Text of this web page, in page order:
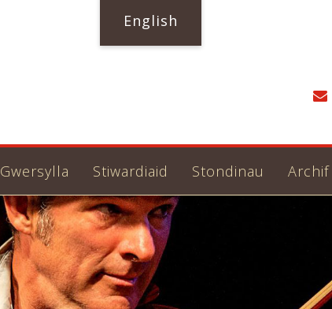
English
Gwersylla Stiwardiaid Stondinau Archif